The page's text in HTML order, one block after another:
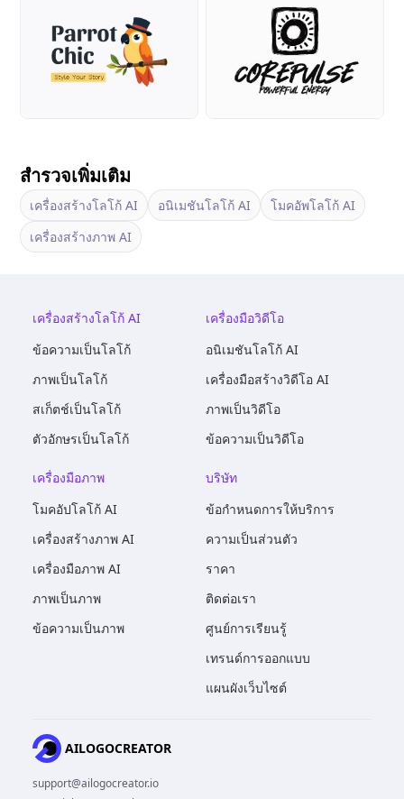
สำรวจเพิ่มเติม
เครื่องสร้างโลโก้ AI อนิเมชันโลโก้ AI
โมคอัพโลโก้ AI
เครื่องสร้างภาพ AI
เครื่องสร้างโลโก้ AI
ข้อความเป็นโลโก้
ภาพเป็นโลโก้
สเก็ตช์เป็นโลโก้
ตัวอักษรเป็นโลโก้
เครื่องมือวิดีโอ
อนิเมชันโลโก้ AI
เครื่องมือสร้างวิดีโอ AI
ภาพเป็นวิดีโอ
ข้อความเป็นวิดีโอ
เครื่องมือภาพ
โมคอัปโลโก้ AI
เครื่องสร้างภาพ AI
เครื่องมือภาพ AI
ภาพเป็นภาพ
ข้อความเป็นภาพ
บริษัท
ข้อกำหนดการให้บริการ
ความเป็นส่วนตัว
ราคา
ติดต่อเรา
ศูนย์การเรียนรู้
เทรนด์การออกแบบ
แผนผังเว็บไซต์
AILOGOCREATOR
support@ailogocreator.io